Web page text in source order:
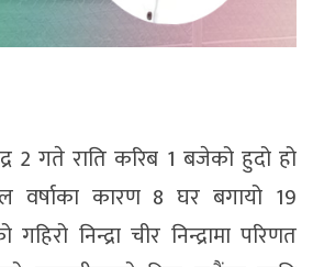
2 गते राति करिब 1 बजेको हुदो हो
वर्षाका कारण 8 घर बगायो 19
गहिरो निन्द्रा चीर निन्द्रामा परिणत